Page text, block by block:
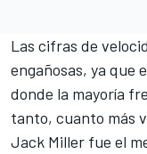
Las cifras de
engañosas, ya que
donde la mayoría
tanto, cuanto más
Jack Miller fue el